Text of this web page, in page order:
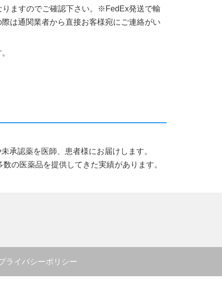
ますのでご確認下さい。※FedEx発送で輸
は通関業者から直接お客様宛にご連絡がい
承認薬を医師、患者様にお届けします。
の医薬品を提供してきた実績があります。
ライバシーポリシー